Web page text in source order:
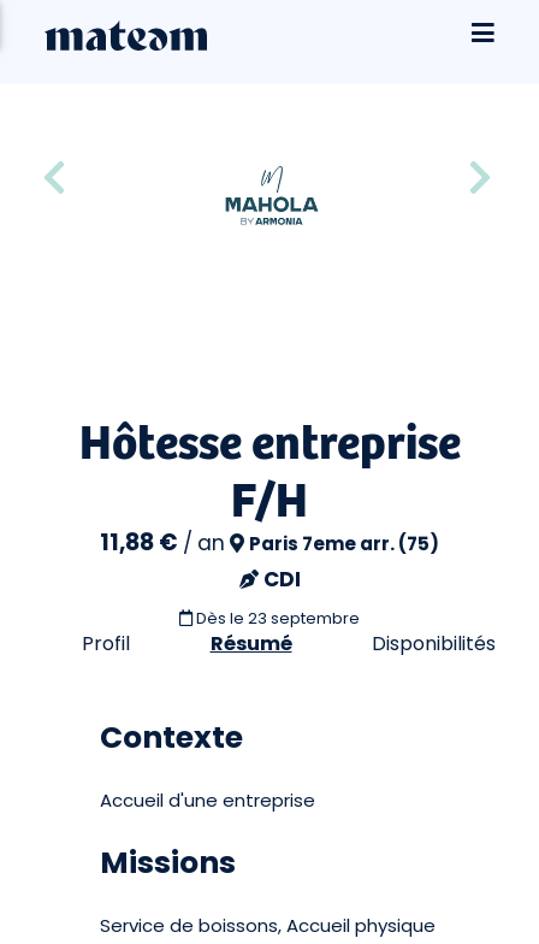
Hôtesse entreprise
F/H
11,88 € / an Paris 7eme arr. (75)
CDI
Dès le 23 septembre
Profil Résumé Disponibilités
Contexte
Accueil d'une entreprise
Missions
Service de boissons, Accueil physique